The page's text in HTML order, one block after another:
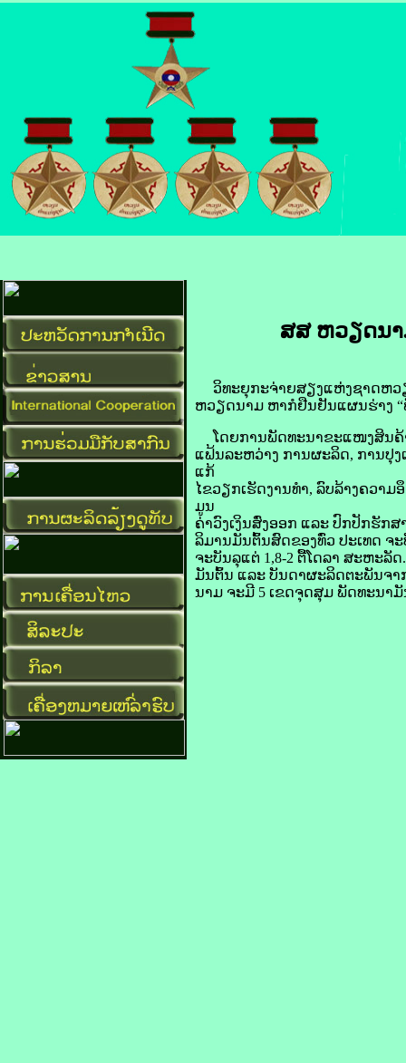
ສສ ຫວຽດນາ
ວິທະຍຸ​ກະ​ຈ່າຍ​ສຽງ​ແຫ່ງ​ຊາດ​ຫວຽ
ຫວຽດນາມ ຫາ​ກໍ​ຢືນຢັນ​ແຜນ​ຮ່າງ “
ໂດຍ​ການ​ພັດທະນາ​ຂະແໜງ​ສິນຄ້
ແຟ້ນ​ລະຫວ່າງ ການ​ຜະລິດ, ການ​ປຸ
ແກ້​
ໄຂ​ວຽກ​ເຮັດ​ງານ​ທຳ, ລົບ​ລ້າງ​ຄວາ
ມູນ
ຄ່າ​ວົງ​ເງິນ​ສົ່ງ​ອອກ ແລະ ປົກ​ປັກ​ຮັກ
ລິມານ​ມັນຕົ້ນ​ສົດຂອງ​ທົ່ວ​ ປະເທດ ຈ
ຈະ​ບັນລຸ​ແຕ່ 1,8-2 ຕື້​ໂດ​ລາ ສະຫະລັ
ມັນຕົ້ນ ແລະ ບັນດາ​ຜະລິດ​ຕະ​ພັນ​ຈາ
ນາມ​ ຈະ​ມີ 5 ເຂດ​ຈຸດ​ສຸມ ພັດທະນາ